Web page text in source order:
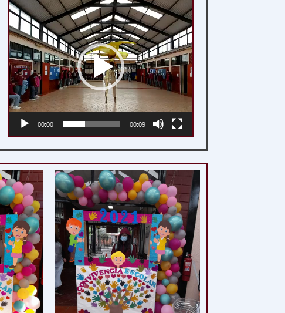
Reproductor
de
vídeo
00:00 00:09